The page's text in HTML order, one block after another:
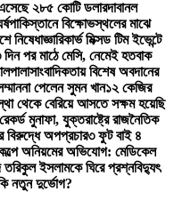
এসেছে ২৮৫ কোটি ডলারদাবানল
পাকিস্তানে বিক্ষোভস্থলের মাঝে
নিষেধাজ্ঞারিকার্ভ মিক্সড টিম ইভেন্টে
পর মাঠে মেসি, নেমেই হতবাক
সাংবাদিকতায় বিশেষ অবদানের
পেলেন সুমন খান১২ কেজির
থেকে বেরিয়ে আসতে সক্ষম হয়েছি
মুনাফা, যুক্তরাষ্ট্রে রাজনৈতিক
বিরুদ্ধে অপপ্রচার৩ ফুট বাই ৪
অনিয়মের অভিযোগ: মেডিকেল
তরিকুল ইসলামকে ঘিরে প্রশ্নবিদ্যুৎ
নতুন দুর্ভোগ?